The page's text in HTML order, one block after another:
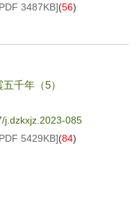
3487KB](56)
千年（5）
j.dzkxjz.2023-085
5429KB](84)